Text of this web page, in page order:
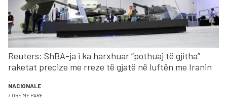
Reuters: ShBA-ja i ka harxhuar “pothuaj të gjitha”
raketat precize me rreze të gjatë në luftën me Iranin
NACIONALE
7 ORË MË PARË